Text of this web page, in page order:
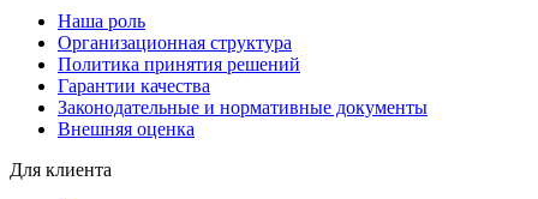
Наша роль
Организационная структура
Политика принятия решений
Гарантии качества
Законодательные и нормативные документы
Внешняя оценка
Для клиента